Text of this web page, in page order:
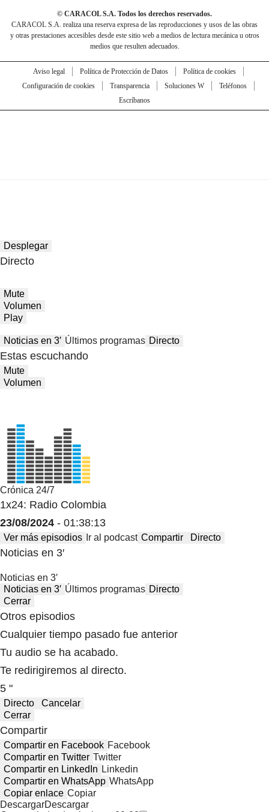
© CARACOL S.A. Todos los derechos reservados.
CARACOL S.A. realiza una reserva expresa de las reproducciones y usos de las obras
y otras prestaciones accesibles desde este sitio web a medios de lectura mecánica u otros
medios que resulten adecuados.
Aviso legal Política de Protección de Datos
Política de cookies
Configuración de cookies
Transparencia Soluciones W
Teléfonos
Escríbanos
Desplegar
Directo
Mute
Volumen
Play
Noticias en 3′ Últimos programas Directo
Estas escuchando
Mute
Volumen
Crónica 24/7
1x24: Radio Colombia
23/08/2024 - 01:38:13
Ver más episodios Ir al podcast Compartir Directo
Noticias en 3′
Noticias en 3′
Noticias en 3′ Últimos programas Directo
Cerrar
Otros episodios
Cualquier tiempo pasado fue anterior
Tu audio se ha acabado.
Te redirigiremos al directo.
5 "
Directo
Cancelar
Cerrar
Compartir
Compartir en Facebook Facebook
Compartir en Twitter Twitter
Compartir en LinkedIn Linkedin
Compartir en WhatsApp WhatsApp
Copiar enlace Copiar
DescargarDescargar